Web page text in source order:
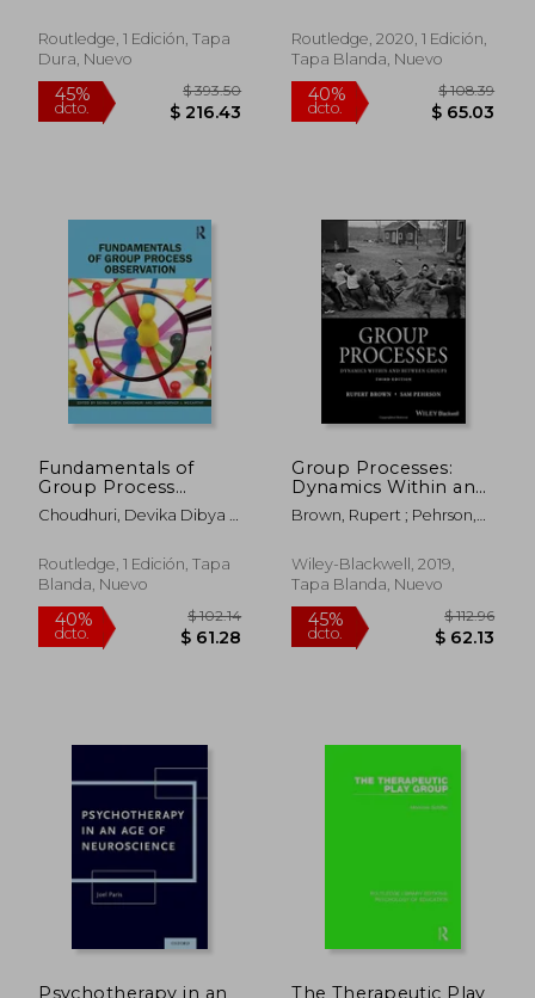
45% $ 133.48 40%
Routledge, 1 Edición, Tapa
Dura, Nuevo
Routledge, 2020, 1 Edición,
Tapa Blanda, Nuevo
Fundamentals of
Group Process
Observation (en
Inglés)
Choudhuri, Devika Dibya ;
Routledge, 1 Edición, Tapa
Blanda, Nuevo
Group Processes:
Dynamics Within and
Between Groups (en
Inglés)
Brown, Rupert ; Pehrson,
Wiley-Blackwell, 2019,
Tapa Blanda, Nuevo
Psychotherapy in an
The Therapeutic Play